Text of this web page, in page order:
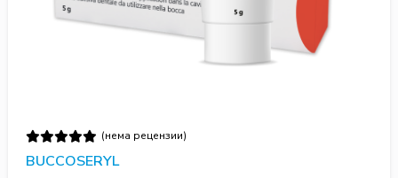
(нема рецензии)
BUCCOSERYL